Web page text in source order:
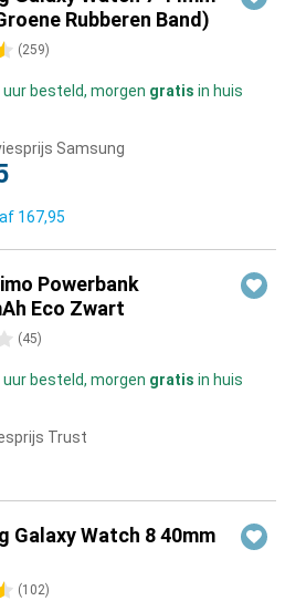
Rubberen Band)
(259)
uur besteld, morgen gratis in huis
Samsung
167,95
Powerbank
Eco Zwart
(45)
uur besteld, morgen gratis in huis
Trust
Galaxy Watch 8 40mm
(102)